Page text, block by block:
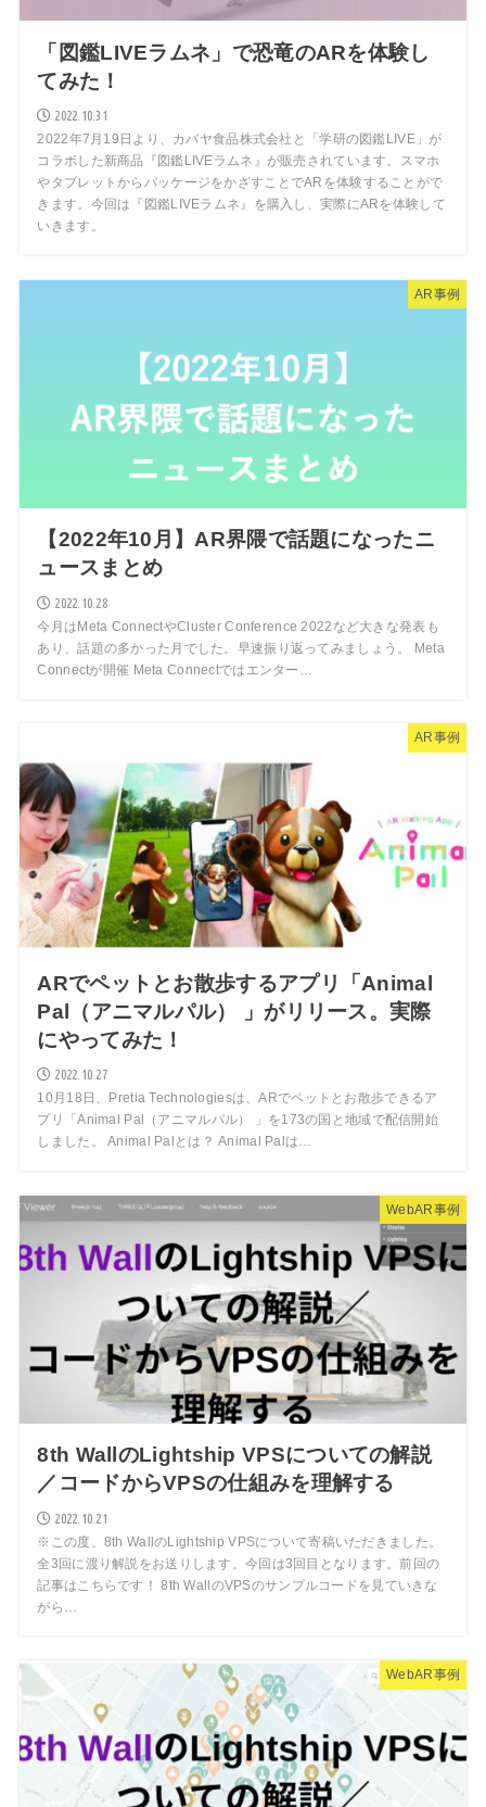
「図鑑LIVEラムネ」で恐竜のARを体験し
てみた！
2022.10.31
2022年7月19日より、カバヤ食品株式会社と「学研の図鑑LIVE」が
コラボした新商品『図鑑LIVEラムネ』が販売されています。スマホ
やタブレットからパッケージをかざすことでARを体験することがで
きます。今回は『図鑑LIVEラムネ』を購入し、実際にARを体験して
いきます。
AR事例
【2022年10月】AR界隈で話題になったニ
ュースまとめ
2022.10.28
今月はMeta ConnectやCluster Conference 2022など大きな発表も
あり、話題の多かった月でした。早速振り返ってみましょう。 Meta
Connectが開催 Meta Connectではエンター…
AR事例
ARでペットとお散歩するアプリ「Animal
Pal（アニマルパル） 」がリリース。実際
にやってみた！
2022.10.27
10月18日、Pretia Technologiesは、ARでペットとお散歩できるア
プリ「Animal Pal（アニマルパル） 」を173の国と地域で配信開始
しました。 Animal Palとは？ Animal Palは…
WebAR事例
8th WallのLightship VPSについての解説
／コードからVPSの仕組みを理解する
2022.10.21
※この度、8th WallのLightship VPSについて寄稿いただきました。
全3回に渡り解説をお送りします。今回は3回目となります。前回の
記事はこちらです！ 8th WallのVPSのサンプルコードを見ていきな
がら…
WebAR事例